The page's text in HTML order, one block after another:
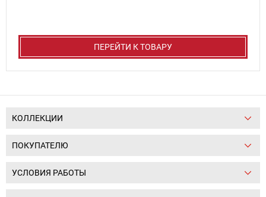
ПЕРЕЙТИ К ТОВАРУ
КОЛЛЕКЦИИ
ПОКУПАТЕЛЮ
УСЛОВИЯ РАБОТЫ